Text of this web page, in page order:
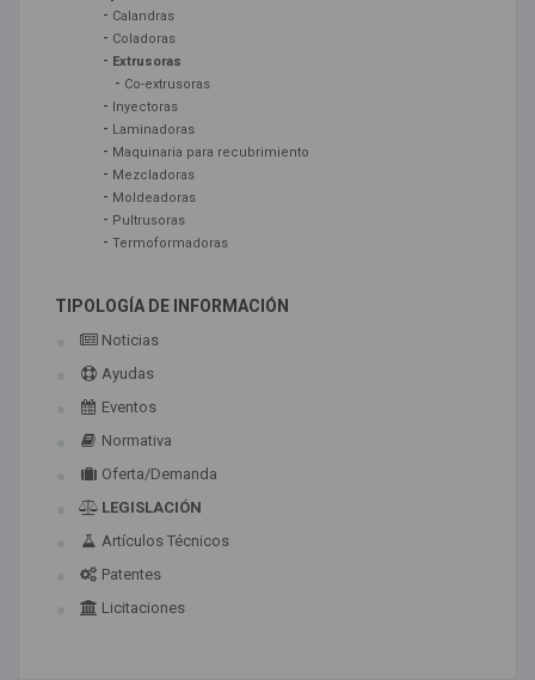
- Calandras
- Coladoras
- Extrusoras
- Co-extrusoras
- Inyectoras
- Laminadoras
- Maquinaria para recubrimiento
- Mezcladoras
- Moldeadoras
- Pultrusoras
- Termoformadoras
TIPOLOGÍA DE INFORMACIÓN
Noticias
Ayudas
Eventos
Normativa
Oferta/Demanda
LEGISLACIÓN
Artículos Técnicos
Patentes
Licitaciones